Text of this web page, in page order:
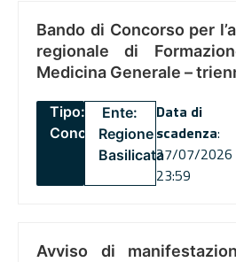
Bando di Concorso per
regionale di
Medicina Generale –
Tipo:
Concorsi
Ente:
Regione
Basilicata
Data di
scadenza:
27/07/2026
23:59
Avviso di